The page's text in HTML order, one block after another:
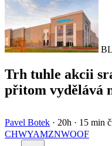
Trh tuhle akcii
přitom vydělává
Pavel Botek · 20h · 15 min
CHWYAMZNWOOF